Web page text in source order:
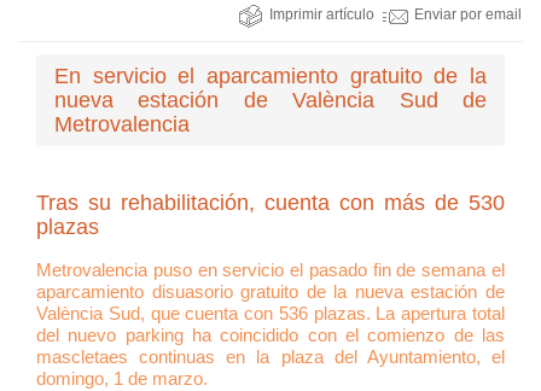
Imprimir artículo Enviar por email
En servicio el aparcamiento gratuito de la
nueva estación de València Sud de
Metrovalencia
Tras su rehabilitación, cuenta con más de 530
plazas
Metrovalencia puso en servicio el pasado fin de semana el
aparcamiento disuasorio gratuito de la nueva estación de
València Sud, que cuenta con 536 plazas. La apertura total
del nuevo parking ha coincidido con el comienzo de las
mascletaes continuas en la plaza del Ayuntamiento, el
domingo, 1 de marzo.